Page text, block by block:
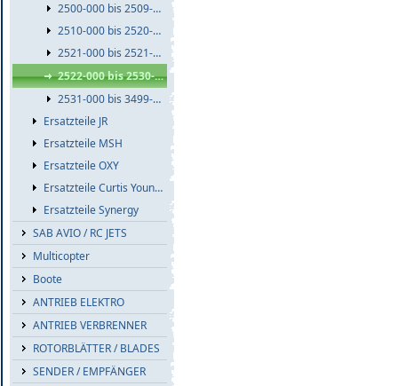
2500-000 bis 2509-999
2510-000 bis 2520-999
2521-000 bis 2521-999
2522-000 bis 2530-999
2531-000 bis 3499-999
Ersatzteile JR
Ersatzteile MSH
Ersatzteile OXY
Ersatzteile Curtis Youngblood
Ersatzteile Synergy
SAB AVIO / RC JETS
Multicopter
Boote
ANTRIEB ELEKTRO
ANTRIEB VERBRENNER
ROTORBLÄTTER / BLADES
SENDER / EMPFÄNGER